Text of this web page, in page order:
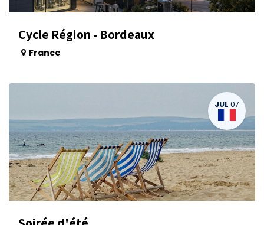
Cycle Région - Bordeaux
France
JUL 07